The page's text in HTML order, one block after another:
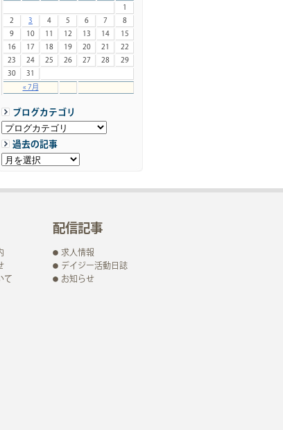
« 7月
1
2
3 4 5 6 7
8
9
10 11 12 13 14
15
16
17 18 19 20 21
22
23
24 25 26 27 28
29
30
31
ブログカテゴリ
過去の記事
て
配信記事
求人情報
デイジー活動日誌
お知らせ